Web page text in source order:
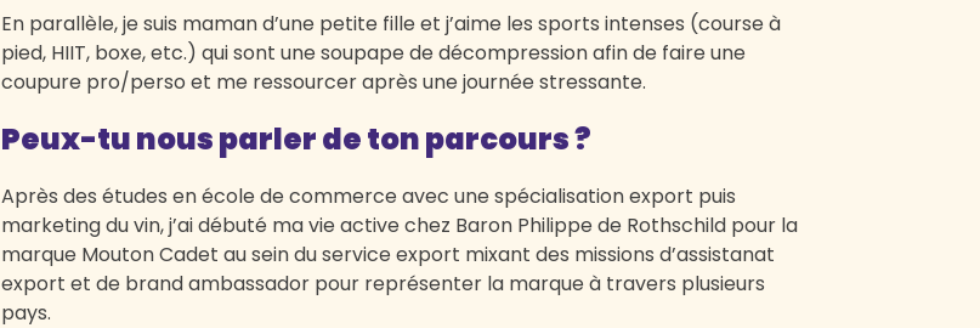
En parallèle, je suis maman d’une petite fille et j’aime les sports intenses (course à
pied, HIIT, boxe, etc.) qui sont une soupape de décompression afin de faire une
coupure pro/perso et me ressourcer après une journée stressante.
Peux-tu nous parler de ton parcours ?
Après des études en école de commerce avec une spécialisation export puis
marketing du vin, j’ai débuté ma vie active chez Baron Philippe de Rothschild pour la
marque Mouton Cadet au sein du service export mixant des missions d’assistanat
export et de brand ambassador pour représenter la marque à travers plusieurs
pays.